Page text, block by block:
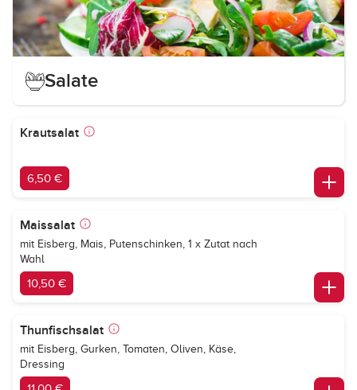
Salate
Krautsalat
6,50 €
Maissalat
mit Eisberg, Mais, Putenschinken, 1 x Zutat nach
Wahl
10,50 €
Thunfischsalat
mit Eisberg, Gurken, Tomaten, Oliven, Käse,
Dressing